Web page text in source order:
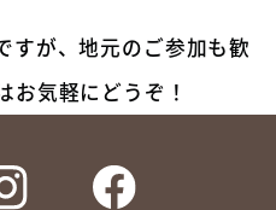
が、地元のご参加も歓
気軽にどうぞ！